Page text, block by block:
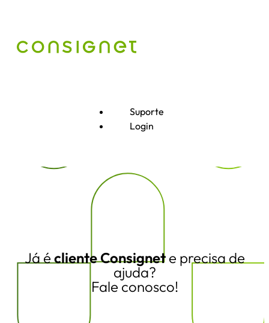
Suporte
Login
Já écliente Consignete precisa de
ajuda?
Fale conosco!